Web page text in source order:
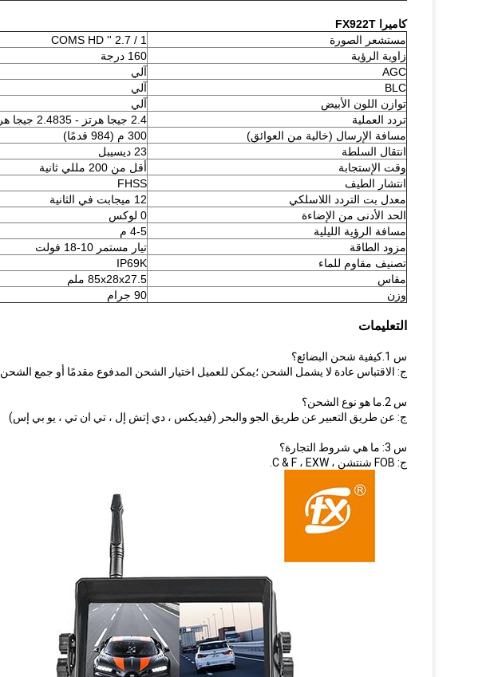
كاميرا FX922T
مستشعر الصورة
1 / 2.7 '' COMS HD
زاوية الرؤية
160 درجة
AGC
آلي
BLC
آلي
توازن اللون الأبيض
آلي
تردد العملية
2.4 جيجا هرتز - 2.4835 جيجا هرتز
مسافة الإرسال (خالية من العوائق)
300 م (984 قدمًا)
انتقال السلطة
23 ديسيبل
وقت الإستجابة
أقل من 200 مللي ثانية
انتشار الطيف
FHSS
معدل بت التردد اللاسلكي
12 ميجابت في الثانية
الحد الأدنى من الإضاءة
0 لوكس
مسافة الرؤية الليلية
4-5 م
مزود الطاقة
تيار مستمر 10-18 فولت
تصنيف مقاوم للماء
IP69K
مقاس
85x28x27.5 ملم
وزن
90 جرام
التعليمات
س 1.كيفية شحن البضائع؟
ج: الاقتباس عادة لا يشمل الشحن ؛يمكن للعميل اختيار الشحن المدفوع مقدمًا أو جمع الشحن.
س 2.ما هو نوع الشحن؟
ج: عن طريق التعبير عن طريق الجو والبحر (فيديكس ، دي إتش إل ، تي ان تي ، يو بي إس)
س 3: ما هي شروط التجارة؟
ج: FOB شنتشن ، C & F ، EXW.